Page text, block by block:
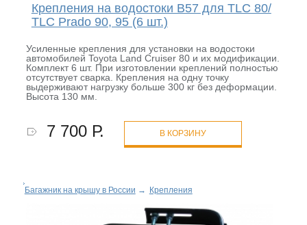
Крепления на водостоки B57 для TLC 80/
TLC Prado 90, 95 (6 шт.)
Усиленные крепления для установки на водостоки
автомобилей Toyota Land Cruiser 80 и их модификации.
Комплект 6 шт. При изготовлении креплений полностью
отсутствует сварка. Крепления на одну точку
выдерживают нагрузку больше 300 кг без деформации.
Высота 130 мм.
7 700 Р. В КОРЗИНУ
Багажник на крышу в России → Крепления